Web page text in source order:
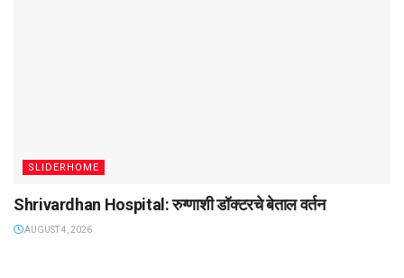
SLIDERHOME
Shrivardhan Hospital: रुग्णाशी डॉक्टरचे बेताल वर्तन
AUGUST 4, 2026